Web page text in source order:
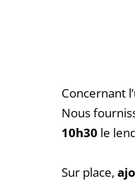
Concernant
Nous
10h30 le
Sur place,